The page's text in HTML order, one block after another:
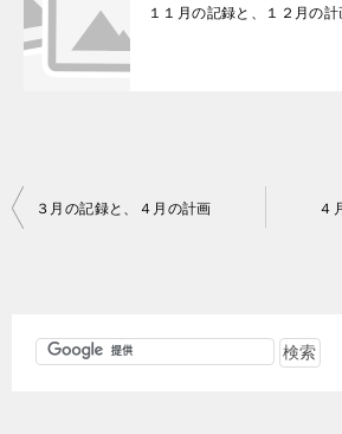
１１月の記録と、１２月の計
投
３月の記録と、４月の計画 ４